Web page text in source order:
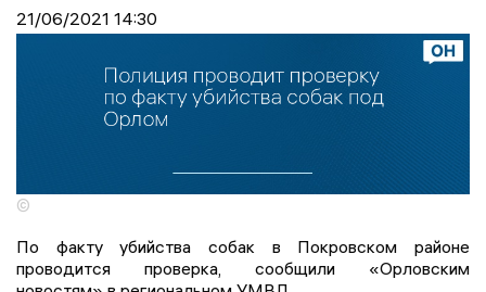
21/06/2021 14:30
©
По факту убийства собак в Покровском районе
проводится проверка, сообщили «Орловским